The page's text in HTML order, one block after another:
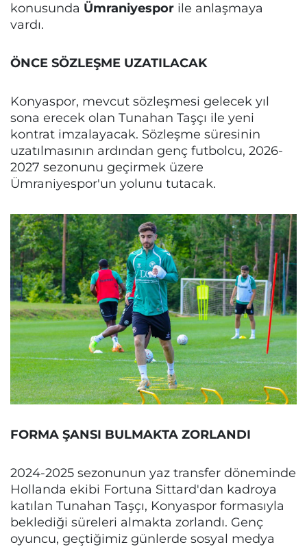
konusunda Ümraniyespor ile anlaşmaya
vardı.
ÖNCE SÖZLEŞME UZATILACAK
Konyaspor, mevcut sözleşmesi gelecek yıl
sona erecek olan Tunahan Taşçı ile yeni
kontrat imzalayacak. Sözleşme süresinin
uzatılmasının ardından genç futbolcu, 2026-
2027 sezonunu geçirmek üzere
Ümraniyespor'un yolunu tutacak.
FORMA ŞANSI BULMAKTA ZORLANDI
2024-2025 sezonunun yaz transfer döneminde
Hollanda ekibi Fortuna Sittard'dan kadroya
katılan Tunahan Taşçı, Konyaspor formasıyla
beklediği süreleri almakta zorlandı. Genç
oyuncu, geçtiğimiz günlerde sosyal medya